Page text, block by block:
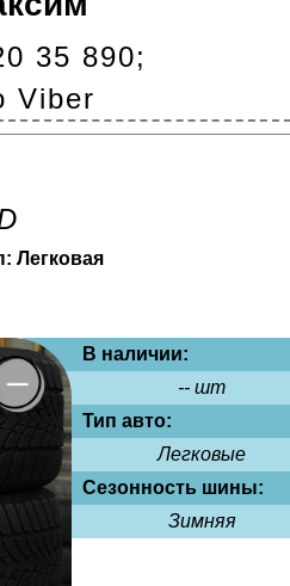
35 890;
Viber
В наличии:
-- шт
Тип авто:
Легковые
Сезонность шины:
Зимняя